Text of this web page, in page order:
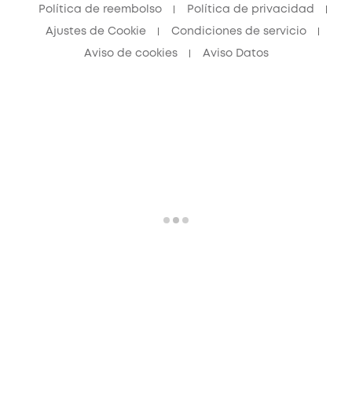
Política de reembolso Política de privacidad
Ajustes de Cookie Condiciones de servicio
Aviso de cookies Aviso Datos